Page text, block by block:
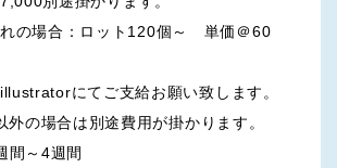
の場合：ロット120個～ 単価＠60
にてご支給お願い致します。
の場合は別途費用が掛かります。
間～4週間